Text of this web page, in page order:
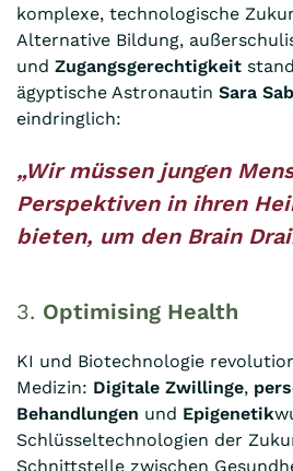
komplexe, technologische
Alternative Bildung,
und Zugangsgerechtigkeit
ägyptische Astronautin Sara
eindringlich:
„Wir müssen jungen
Perspektiven in ihren
bieten, um den Brain
3. Optimising Health
KI und Biotechnologie
Medizin: Digitale Zwillinge,
Behandlungen und Epigenetik
Schlüsseltechnologien der
Schnittstelle zwischen